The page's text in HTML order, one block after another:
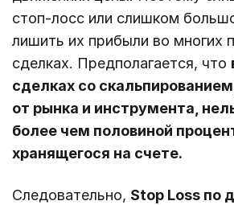
стоп-лосс или слишком
лишить их прибыли во многих
сделках. Предполагается, что
сделках со
от рынка и инструмента,
более чем половиной
хранящегося на счете.
Следовательно, Stop Loss по